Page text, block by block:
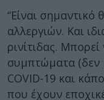
“Είναι
αλλεργιών. Και
ρινίτιδας.
συμπτώματα (δεν
COVID-19 και
που έχουν